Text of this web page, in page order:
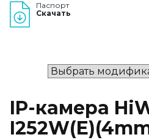
Паспорт
Скачать
IP-камера